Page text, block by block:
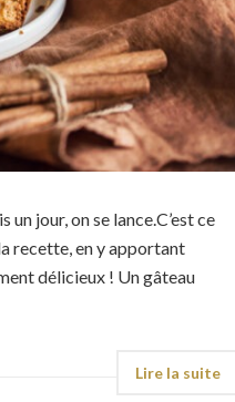
jour, on se lance.C’est ce
recette, en y apportant
délicieux ! Un gâteau